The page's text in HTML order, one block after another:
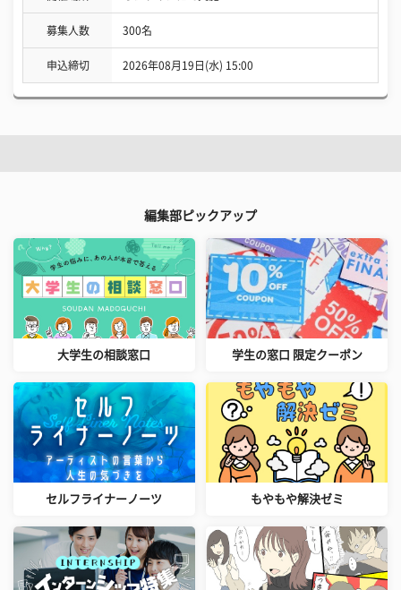
募集人数 300名
申込締切 2026年08月19日(水) 15:00
編集部ピックアップ
大学生の相談窓口 学生の窓口 限定クーポン
セルフライナーノーツ もやもや解決ゼミ